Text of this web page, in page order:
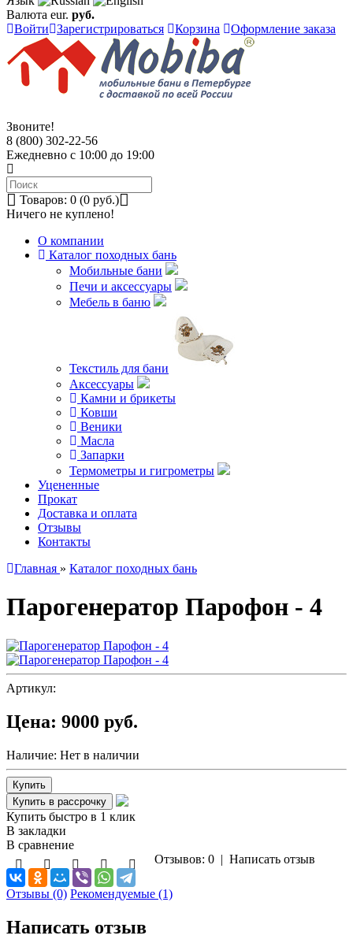
Валюта eur. руб.
Войти
Зарегистрироваться Корзина Оформление заказа
Звоните!
8 (800) 302-22-56
Ежедневно с 10:00 до 19:00
Товаров: 0 (0 руб.)
Ничего не куплено!
О компании
Каталог походных бань
Мобильные бани
Печи и аксессуары
Мебель в баню
Текстиль для бани
Аксессуары
Камни и брикеты
Ковши
Веники
Масла
Запарки
Термометры и гигрометры
Уцененные
Прокат
Доставка и оплата
Отзывы
Контакты
Главная » Каталог походных бань
Парогенератор Парофон - 4
Артикул:
Цена: 9000 руб.
Наличие: Нет в наличии
Купить быстро в 1 клик
В закладки
В сравнение
Отзывов: 0 | Написать отзыв
Отзывы (0) Рекомендуемые (1)
Написать отзыв